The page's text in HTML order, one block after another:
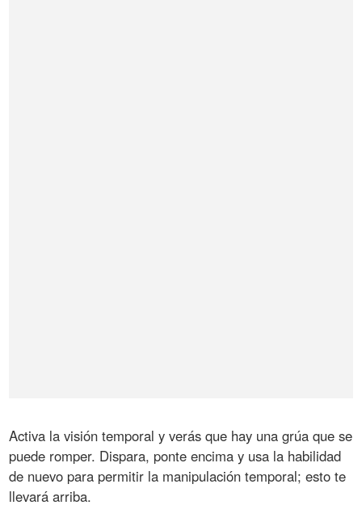
Activa la visión temporal y verás que hay una grúa que se
puede romper. Dispara, ponte encima y usa la habilidad
de nuevo para permitir la manipulación temporal; esto te
llevará arriba.